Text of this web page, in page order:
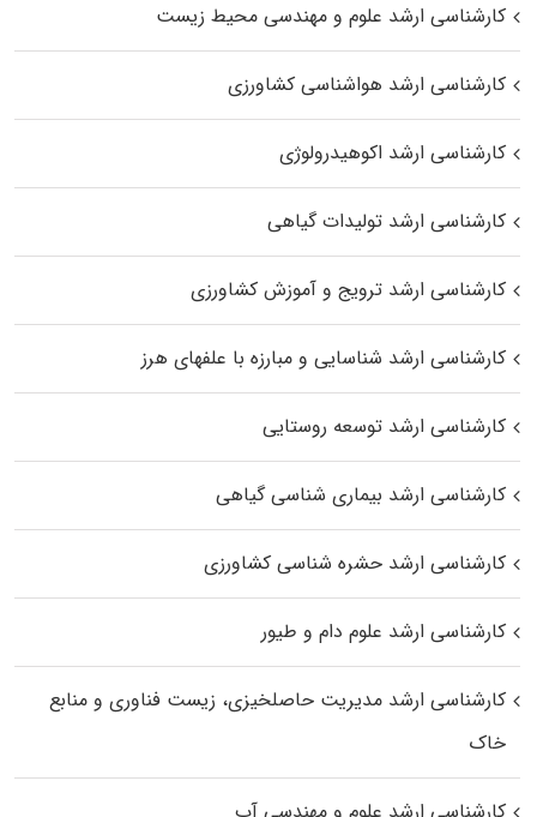
کارشناسی ارشد علوم و مهندسی محیط زیست
کارشناسی ارشد هواشناسی کشاورزی
کارشناسی ارشد اکوهیدرولوژی
کارشناسی ارشد تولیدات گیاهی
کارشناسی ارشد ترویج و آموزش کشاورزی
کارشناسی ارشد شناسایی و مبارزه با علفهای هرز
کارشناسی ارشد توسعه روستایی
کارشناسی ارشد بیماری‌ شناسی گیاهی
کارشناسی ارشد حشره‌ شناسی کشاورزی
کارشناسی ارشد علوم دام و طیور
کارشناسی ارشد مدیریت حاصلخیزی، زیست فناوری و منابع
خاک